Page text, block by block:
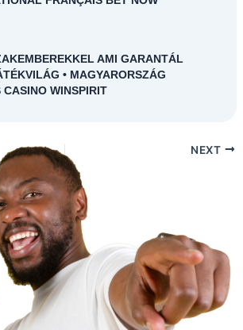
AMI GARANTÁL
• MAGYARORSZÁG
WINSPIRIT
NEXT